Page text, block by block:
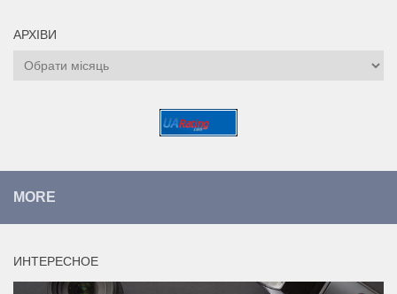
АРХІВИ
Архіви
MORE
ИНТЕРЕСНОЕ